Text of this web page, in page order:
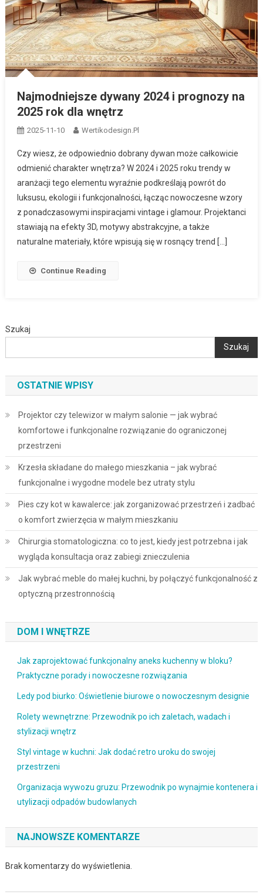
Najmodniejsze dywany 2024 i prognozy na
2025 rok dla wnętrz
2025-11-10 Wertikodesign.pl
Czy wiesz, że odpowiednio dobrany dywan może całkowicie
odmienić charakter wnętrza? W 2024 i 2025 roku trendy w
aranżacji tego elementu wyraźnie podkreślają powrót do
luksusu, ekologii i funkcjonalności, łącząc nowoczesne wzory
z ponadczasowymi inspiracjami vintage i glamour. Projektanci
stawiają na efekty 3D, motywy abstrakcyjne, a także
naturalne materiały, które wpisują się w rosnący trend […]
Continue Reading
Szukaj
Szukaj
OSTATNIE WPISY
Projektor czy telewizor w małym salonie — jak wybrać
komfortowe i funkcjonalne rozwiązanie do ograniczonej
przestrzeni
Krzesła składane do małego mieszkania – jak wybrać
funkcjonalne i wygodne modele bez utraty stylu
Pies czy kot w kawalerce: jak zorganizować przestrzeń i zadbać
o komfort zwierzęcia w małym mieszkaniu
Chirurgia stomatologiczna: co to jest, kiedy jest potrzebna i jak
wygląda konsultacja oraz zabiegi znieczulenia
Jak wybrać meble do małej kuchni, by połączyć funkcjonalność z
optyczną przestronnością
DOM I WNĘTRZE
Jak zaprojektować funkcjonalny aneks kuchenny w bloku?
Praktyczne porady i nowoczesne rozwiązania
Ledy pod biurko: Oświetlenie biurowe o nowoczesnym designie
Rolety wewnętrzne: Przewodnik po ich zaletach, wadach i
stylizacji wnętrz
Styl vintage w kuchni: Jak dodać retro uroku do swojej
przestrzeni
Organizacja wywozu gruzu: Przewodnik po wynajmie kontenera i
utylizacji odpadów budowlanych
NAJNOWSZE KOMENTARZE
Brak komentarzy do wyświetlenia.